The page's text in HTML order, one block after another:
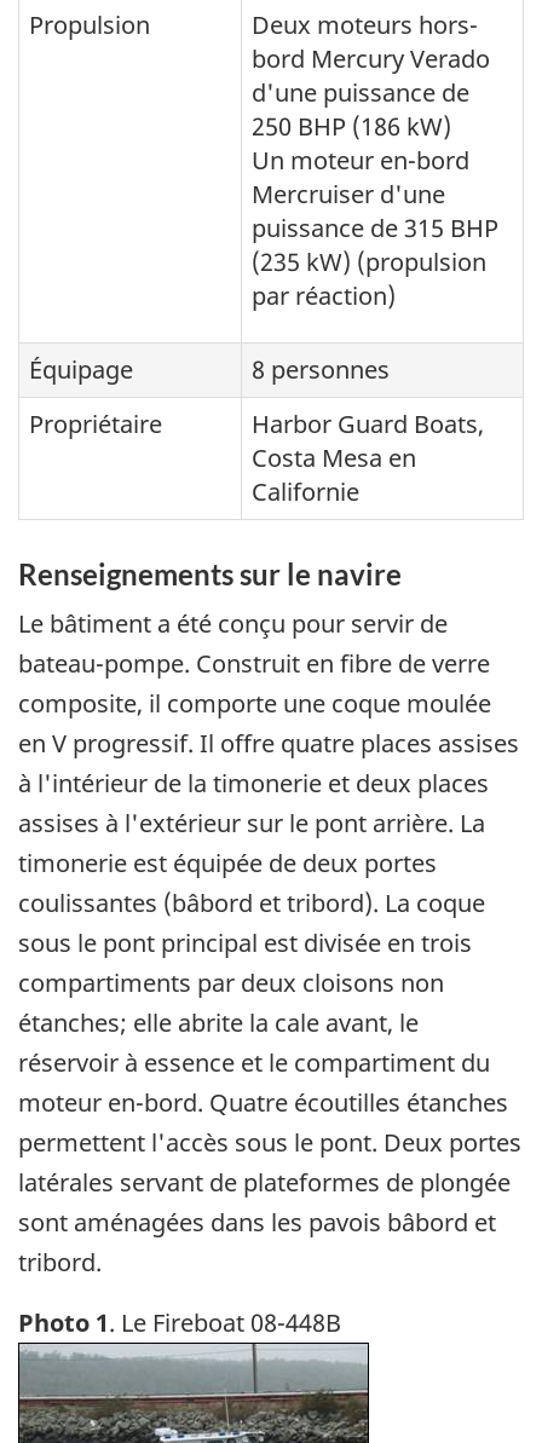
Propulsion
Deux moteurs hors-
bord Mercury Verado
d'une puissance de
250 BHP (186 kW)
Un moteur en-bord
Mercruiser d'une
puissance de 315 BHP
(235 kW) (propulsion
par réaction)
Équipage
8 personnes
Propriétaire
Harbor Guard Boats,
Costa Mesa en
Californie
Renseignements sur le navire
Le bâtiment a été conçu pour servir de
bateau-pompe. Construit en fibre de verre
composite, il comporte une coque moulée
en V progressif. Il offre quatre places assises
à l'intérieur de la timonerie et deux places
assises à l'extérieur sur le pont arrière. La
timonerie est équipée de deux portes
coulissantes (bâbord et tribord). La coque
sous le pont principal est divisée en trois
compartiments par deux cloisons non
étanches; elle abrite la cale avant, le
réservoir à essence et le compartiment du
moteur en-bord. Quatre écoutilles étanches
permettent l'accès sous le pont. Deux portes
latérales servant de plateformes de plongée
sont aménagées dans les pavois bâbord et
tribord.
Photo 1. Le Fireboat 08-448B
Image